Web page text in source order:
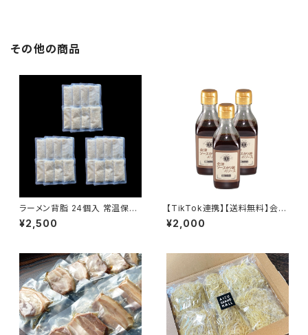
その他の商品
ラーメン背脂 24個入 常温保存
可能 賞味期限1年 国産豚 ラー
メン二郎インスパイア 個包装 レ
ド館
¥2,500
【TikTok連携】【送料無料】会津
ソースカツ丼のソース 180ｍ
ｌ×３本セット ご当地ソース
¥2,000